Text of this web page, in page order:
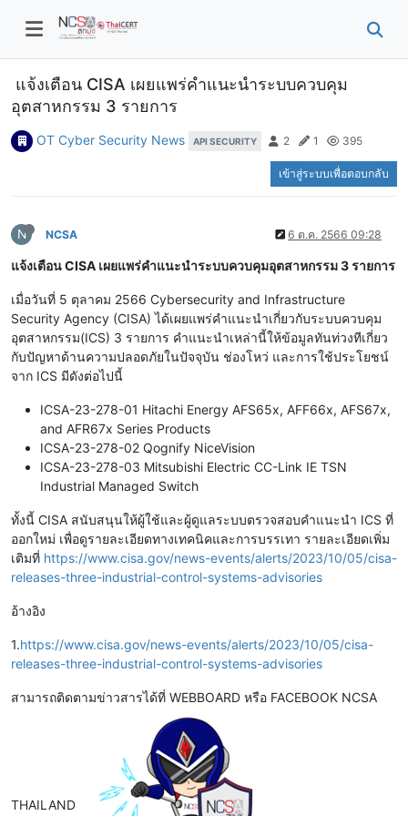
แจ้งเตือน CISA เผยแพร่คำแนะนำระบบควบคุม
อุตสาหกรรม 3 รายการ
OT Cyber Security News API SECURITY 2 1 395
เข้าสู่ระบบเพื่อตอบกลับ
N NCSA 6 ต.ค. 2566 09:28
แจ้งเตือน CISA เผยแพร่คำแนะนำระบบควบคุมอุตสาหกรรม 3 รายการ
เมื่อวันที่ 5 ตุลาคม 2566 Cybersecurity and Infrastructure
Security Agency (CISA) ได้เผยแพร่คำแนะนำเกี่ยวกับระบบควบคุม
อุตสาหกรรม(ICS) 3 รายการ คำแนะนำเหล่านี้ให้ข้อมูลทันท่วงทีเกี่ยว
กับปัญหาด้านความปลอดภัยในปัจจุบัน ช่องโหว่ และการใช้ประโยชน์
จาก ICS มีดังต่อไปนี้
ICSA-23-278-01 Hitachi Energy AFS65x, AFF66x, AFS67x,
and AFR67x Series Products
ICSA-23-278-02 Qognify NiceVision
ICSA-23-278-03 Mitsubishi Electric CC-Link IE TSN
Industrial Managed Switch
ทั้งนี้ CISA สนับสนุนให้ผู้ใช้และผู้ดูแลระบบตรวจสอบคำแนะนำ ICS ที่
ออกใหม่ เพื่อดูรายละเอียดทางเทคนิคและการบรรเทา รายละเอียดเพิ่ม
เติมที่ https://www.cisa.gov/news-events/alerts/2023/10/05/cisa-
releases-three-industrial-control-systems-advisories
อ้างอิง
1.https://www.cisa.gov/news-events/alerts/2023/10/05/cisa-
releases-three-industrial-control-systems-advisories
สามารถติดตามข่าวสารได้ที่ WEBBOARD หรือ FACEBOOK NCSA
THAILAND